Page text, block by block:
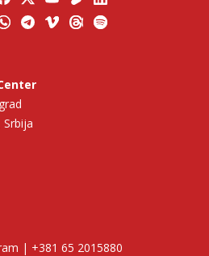
| +381 65 2015880